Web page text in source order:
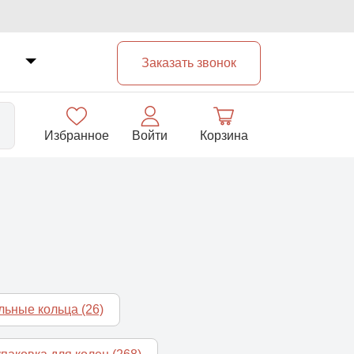
Заказать звонок
Избранное Войти Корзина
кольца (26)